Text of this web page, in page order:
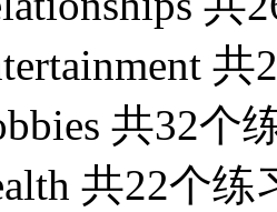
共
共32个
共22个练